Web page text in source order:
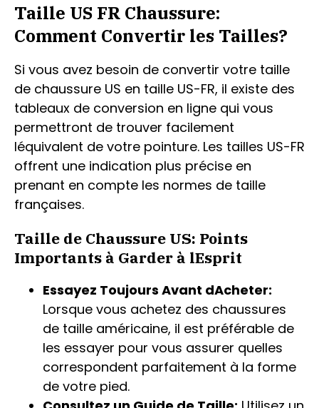
Taille US FR Chaussure:
Comment Convertir les Tailles?
Si vous avez besoin de convertir votre taille
de chaussure US en taille US-FR, il existe des
tableaux de conversion en ligne qui vous
permettront de trouver facilement
léquivalent de votre pointure. Les tailles US-FR
offrent une indication plus précise en
prenant en compte les normes de taille
françaises.
Taille de Chaussure US: Points
Importants à Garder à lEsprit
Essayez Toujours Avant dAcheter:
Lorsque vous achetez des chaussures
de taille américaine, il est préférable de
les essayer pour vous assurer quelles
correspondent parfaitement à la forme
de votre pied.